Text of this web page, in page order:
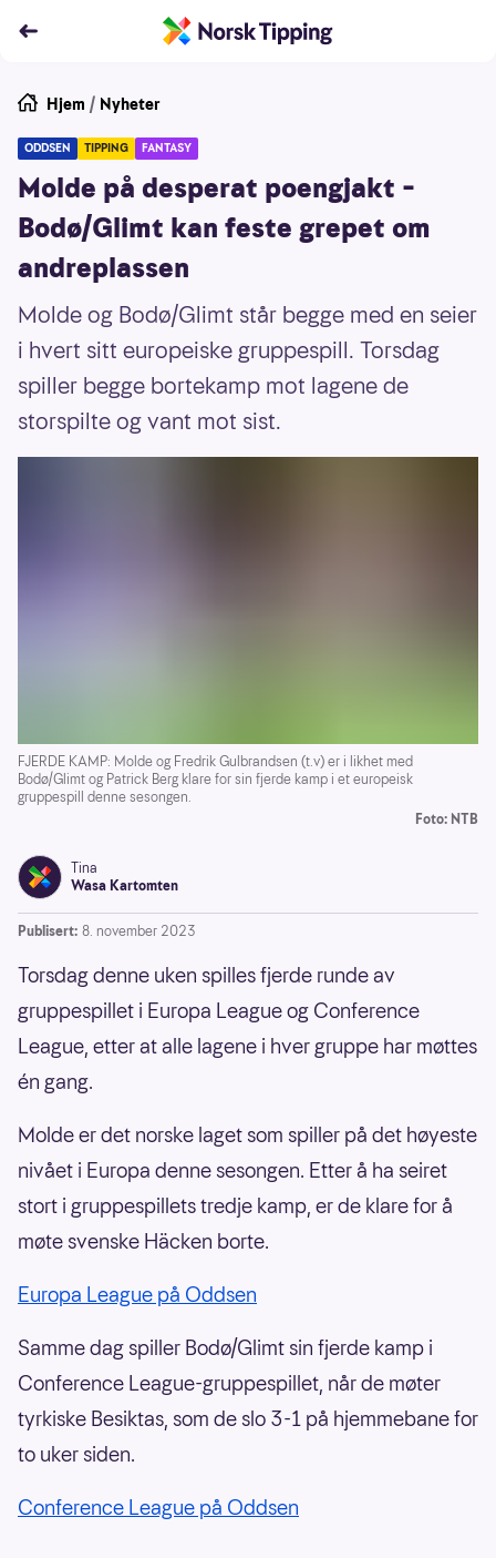
Hjem / Nyheter
ODDSEN TIPPING FANTASY
Molde på desperat poengjakt –
Bodø/Glimt kan feste grepet om
andreplassen
Molde og Bodø/Glimt står begge med en seier
i hvert sitt europeiske gruppespill. Torsdag
spiller begge bortekamp mot lagene de
storspilte og vant mot sist.
FJERDE KAMP: Molde og Fredrik Gulbrandsen (t.v) er i likhet med
Bodø/Glimt og Patrick Berg klare for sin fjerde kamp i et europeisk
gruppespill denne sesongen.
Foto: NTB
Tina
Wasa Kartomten
Publisert: 8. november 2023
Torsdag denne uken spilles fjerde runde av
gruppespillet i Europa League og Conference
League, etter at alle lagene i hver gruppe har møttes
én gang.
Molde er det norske laget som spiller på det høyeste
nivået i Europa denne sesongen. Etter å ha seiret
stort i gruppespillets tredje kamp, er de klare for å
møte svenske Häcken borte.
Europa League på Oddsen
Samme dag spiller Bodø/Glimt sin fjerde kamp i
Conference League-gruppespillet, når de møter
tyrkiske Besiktas, som de slo 3-1 på hjemmebane for
to uker siden.
Conference League på Oddsen